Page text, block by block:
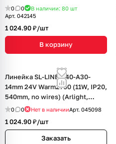
CRI>90)
0 0 В наличии: 80 шт
Арт. 042145
1 024.90 ₽/шт
В корзину
Линейка SL-LINE-540-A30-
14mm 24V Warm2700 (11W, IP20,
540mm, no wires) (Arlight,
CRI>90)
0 0 Нет в наличииАрт. 045098
1 024.90 ₽/шт
Заказать